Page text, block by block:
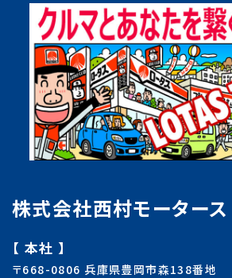
株式会社西村モータース
【 本社 】
〒668-0806 兵庫県豊岡市森138番地